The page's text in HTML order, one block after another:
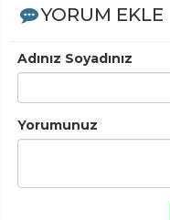
YORUM EKLE
Adınız Soyadınız
Yorumunuz